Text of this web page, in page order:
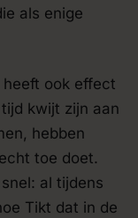
als enige
heeft ook effect
kwijt zijn aan
hebben
toe doet.
al tijdens
Tikt dat in de